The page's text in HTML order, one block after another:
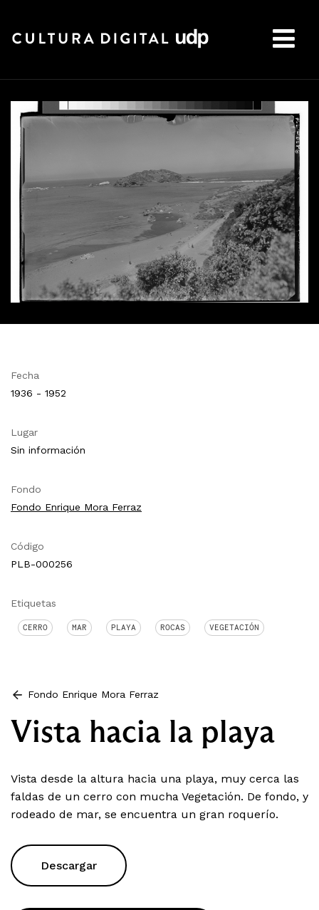
Fecha
1936 - 1952
Lugar
Sin información
Fondo
Fondo Enrique Mora Ferraz
Código
PLB-000256
Etiquetas
CERRO MAR PLAYA ROCAS VEGETACIÓN
Fondo Enrique Mora Ferraz
Vista hacia la playa
Vista desde la altura hacia una playa, muy cerca las
faldas de un cerro con mucha Vegetación. De fondo, y
rodeado de mar, se encuentra un gran roquerío.
Descargar